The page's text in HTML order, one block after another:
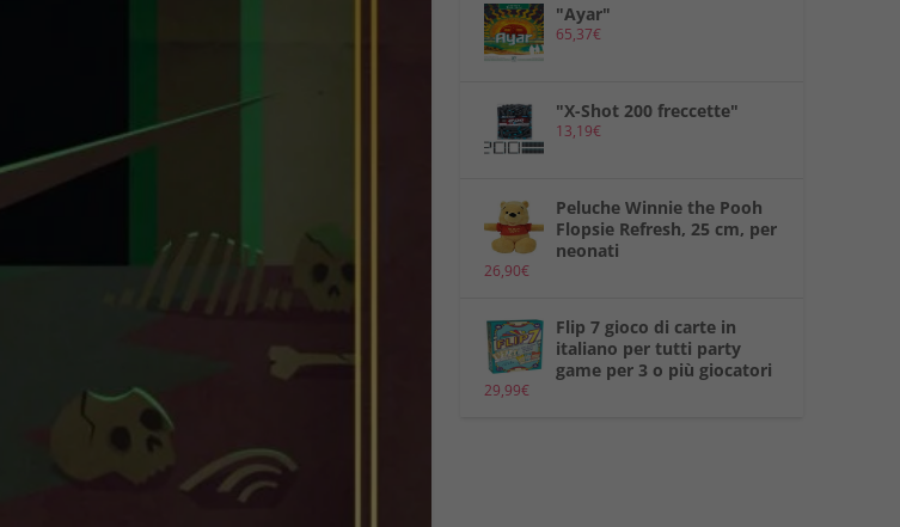
"Ayar"
65,37€
"X-Shot 200 freccette"
13,19€
Peluche Winnie the Pooh
Flopsie Refresh, 25 cm, per
neonati
26,90€
Flip 7 gioco di carte in
italiano per tutti party
game per 3 o più giocatori
29,99€